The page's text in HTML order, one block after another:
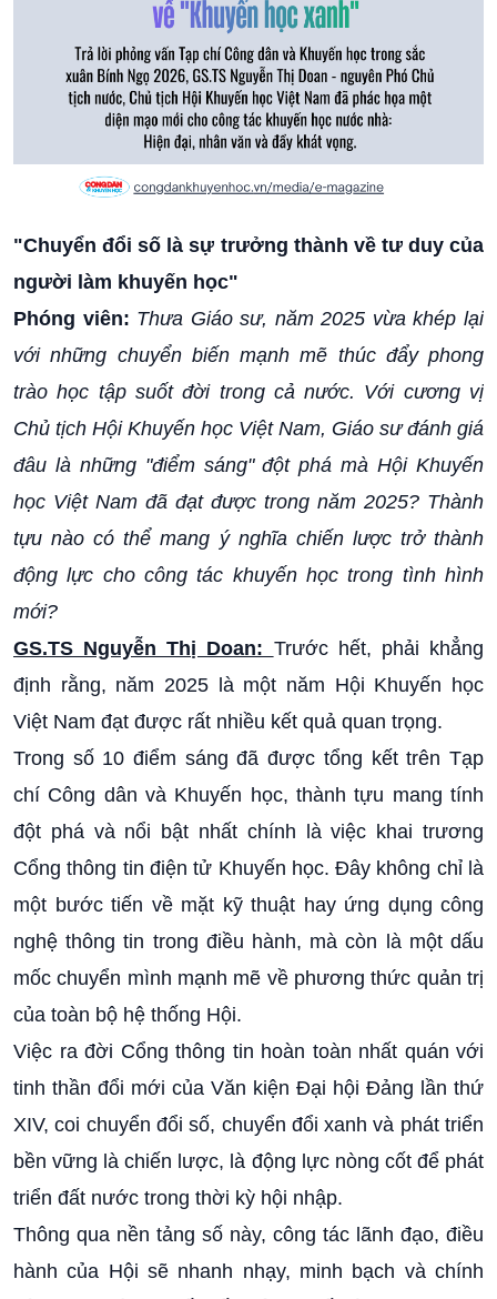
"Chuyển đổi số là sự trưởng thành về tư duy của
người làm khuyến học"
Phóng viên: Thưa Giáo sư, năm 2025 vừa khép lại
với những chuyển biến mạnh mẽ thúc đẩy phong
trào học tập suốt đời trong cả nước. Với cương vị
Chủ tịch Hội Khuyến học Việt Nam, Giáo sư đánh giá
đâu là những "điểm sáng" đột phá mà Hội Khuyến
học Việt Nam đã đạt được trong năm 2025? Thành
tựu nào có thể mang ý nghĩa chiến lược trở thành
động lực cho công tác khuyến học trong tình hình
mới?
GS.TS Nguyễn Thị Doan: Trước hết, phải khẳng
định rằng, năm 2025 là một năm Hội Khuyến học
Việt Nam đạt được rất nhiều kết quả quan trọng.
Trong số 10 điểm sáng đã được tổng kết trên Tạp
chí Công dân và Khuyến học, thành tựu mang tính
đột phá và nổi bật nhất chính là việc khai trương
Cổng thông tin điện tử Khuyến học. Đây không chỉ là
một bước tiến về mặt kỹ thuật hay ứng dụng công
nghệ thông tin trong điều hành, mà còn là một dấu
mốc chuyển mình mạnh mẽ về phương thức quản trị
của toàn bộ hệ thống Hội.
Việc ra đời Cổng thông tin hoàn toàn nhất quán với
tinh thần đổi mới của Văn kiện Đại hội Đảng lần thứ
XIV, coi chuyển đổi số, chuyển đổi xanh và phát triển
bền vững là chiến lược, là động lực nòng cốt để phát
triển đất nước trong thời kỳ hội nhập.
Thông qua nền tảng số này, công tác lãnh đạo, điều
hành của Hội sẽ nhanh nhạy, minh bạch và chính